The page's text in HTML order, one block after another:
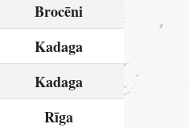
Brocēni
Kadaga
Kadaga
Rīga